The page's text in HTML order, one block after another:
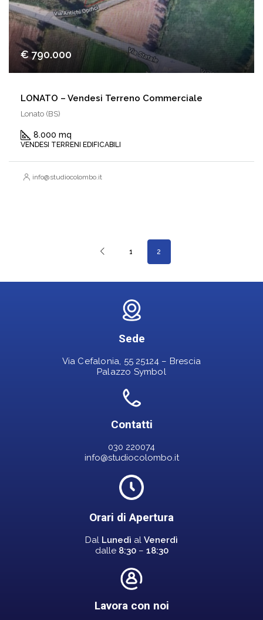
€ 790.000
LONATO – Vendesi Terreno Commerciale
Lonato (BS)
8.000 mq
VENDESI TERRENI EDIFICABILI
info@studiocolombo.it
1 2
Sede
Via Cefalonia, 55 25124 – Brescia
Palazzo Symbol
Contatti
030 220074
info@studiocolombo.it
Orari di Apertura
Dal Lunedì al Venerdì
dalle 8:30– 18:30
Lavora con noi